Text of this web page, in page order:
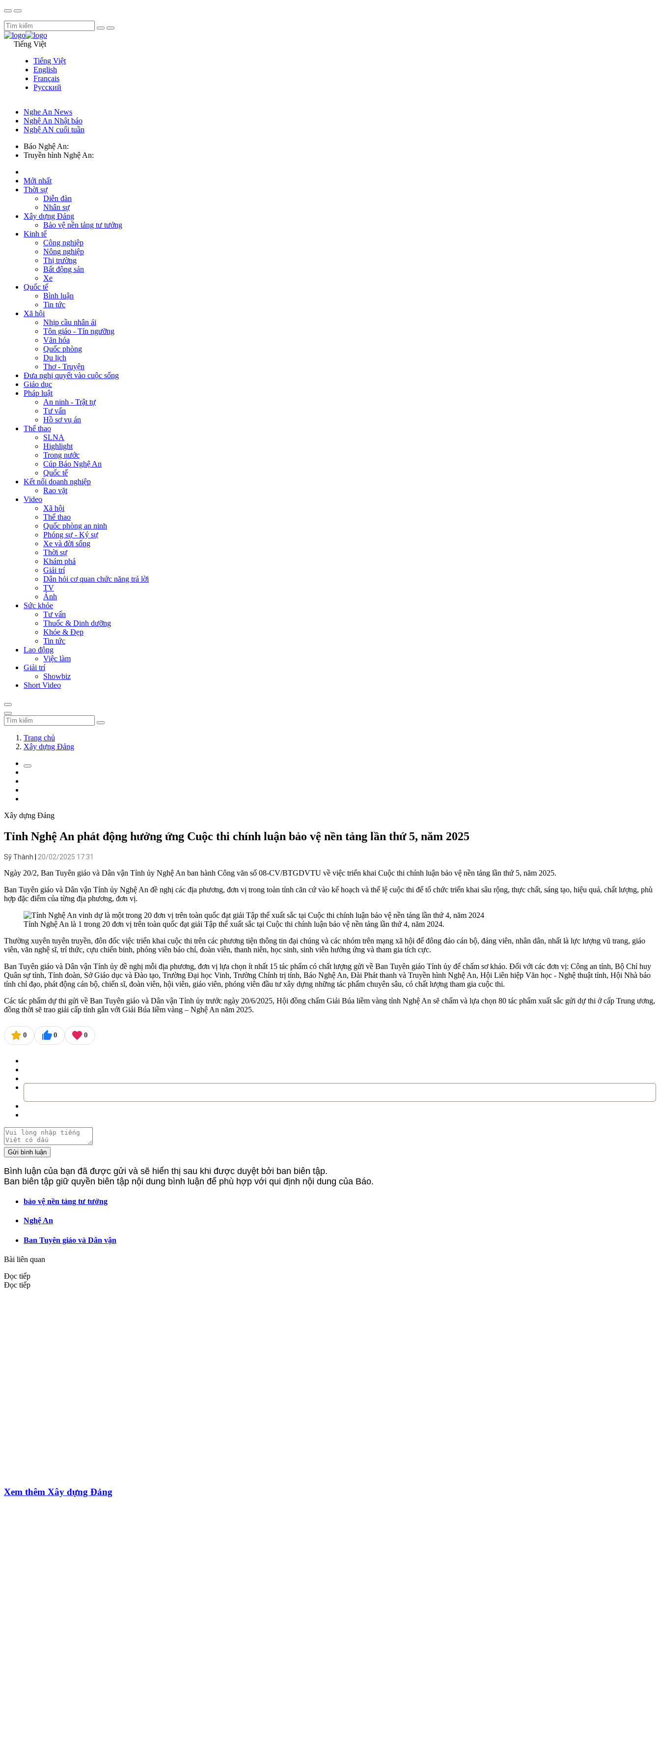
Tiếng Việt
Tiếng Việt
English
Français
Русский
Nghe An News
Nghệ An Nhật báo
Nghệ AN cuối tuần
Báo Nghệ An:
Truyền hình Nghệ An:
Mới nhất
Thời sự
Diễn đàn
Nhân sự
Xây dựng Đảng
Bảo vệ nền tảng tư tưởng
Kinh tế
Công nghiệp
Nông nghiệp
Thị trường
Bất động sản
Xe
Quốc tế
Bình luận
Tin tức
Xã hội
Nhịp cầu nhân ái
Tôn giáo - Tín ngưỡng
Văn hóa
Quốc phòng
Du lịch
Thơ - Truyện
Đưa nghị quyết vào cuộc sống
Giáo dục
Pháp luật
An ninh - Trật tự
Tư vấn
Hồ sơ vụ án
Thể thao
SLNA
Highlight
Trong nước
Cúp Báo Nghệ An
Quốc tế
Kết nối doanh nghiệp
Rao vặt
Video
Xã hội
Thể thao
Quốc phòng an ninh
Phóng sự - Ký sự
Xe và đời sống
Thời sự
Khám phá
Giải trí
Dân hỏi cơ quan chức năng trả lời
TV
Ảnh
Sức khỏe
Tư vấn
Thuốc & Dinh dưỡng
Khỏe & Đẹp
Tin tức
Lao động
Việc làm
Giải trí
Showbiz
Short Video
Trang chủ
Xây dựng Đảng
Xây dựng Đảng
Tỉnh Nghệ An phát động hưởng ứng Cuộc thi chính luận bảo vệ nền tảng lần thứ 5, năm 2025
Sỹ Thành 20/02/2025 17:31
Ngày 20/2, Ban Tuyên giáo và Dân vận Tỉnh ủy Nghệ An ban hành Công văn số 08-CV/BTGDVTU về việc triển khai Cuộc thi chính luận bảo vệ nền tảng lần thứ 5, năm 2025.
Ban Tuyên giáo và Dân vận Tỉnh ủy Nghệ An đề nghị các địa phương, đơn vị trong toàn tỉnh căn cứ vào kế hoạch và thể lệ cuộc thi để tổ chức triển khai sâu rộng, thực chất, sáng tạo, hiệu quả, chất lượng, phù
hợp đặc điểm của từng địa phương, đơn vị.
Tỉnh Nghệ An là 1 trong 20 đơn vị trên toàn quốc đạt giải Tập thể xuất sắc tại Cuộc thi chính luận bảo vệ nền tảng lần thứ 4, năm 2024.
Thường xuyên tuyên truyền, đôn đốc việc triển khai cuộc thi trên các phương tiện thông tin đại chúng và các nhóm trên mạng xã hội để đông đảo cán bộ, đảng viên, nhân dân, nhất là lực lượng vũ trang, giáo
viên, văn nghệ sĩ, trí thức, cựu chiến binh, phóng viên báo chí, đoàn viên, thanh niên, học sinh, sinh viên hưởng ứng và tham gia tích cực.
Ban Tuyên giáo và Dân vận Tỉnh ủy đề nghị mỗi địa phương, đơn vị lựa chọn ít nhất 15 tác phẩm có chất lượng gửi về Ban Tuyên giáo Tỉnh ủy để chấm sơ khảo. Đối với các đơn vị: Công an tỉnh, Bộ Chỉ huy
Quân sự tỉnh, Tỉnh đoàn, Sở Giáo dục và Đào tạo, Trường Đại học Vinh, Trường Chính trị tỉnh, Báo Nghệ An, Đài Phát thanh và Truyền hình Nghệ An, Hội Liên hiệp Văn học - Nghệ thuật tỉnh, Hội Nhà báo
tỉnh chỉ đạo, phát động cán bộ, chiến sĩ, đoàn viên, hội viên, giáo viên, phóng viên đầu tư xây dựng những tác phẩm chuyên sâu, có chất lượng tham gia cuộc thi.
Các tác phẩm dự thi gửi về Ban Tuyên giáo và Dân vận Tỉnh ủy trước ngày 20/6/2025, Hội đồng chấm Giải Búa liềm vàng tỉnh Nghệ An sẽ chấm và lựa chọn 80 tác phẩm xuất sắc gửi dự thi ở cấp Trung ương,
đồng thời sẽ trao giải cấp tỉnh gắn với Giải Búa liềm vàng – Nghệ An năm 2025.
0 0 0
Gửi bình luận
Bình luận của bạn đã được gửi và sẽ hiển thị sau khi được duyệt bởi ban biên tập.
Ban biên tập giữ quyền biên tập nội dung bình luận để phù hợp với qui định nội dung của Báo.
bảo vệ nền tảng tư tưởng
Nghệ An
Ban Tuyên giáo và Dân vận
Bài liên quan
Đọc tiếp
Đọc tiếp
Xem thêm Xây dựng Đảng